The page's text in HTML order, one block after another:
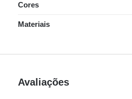
Cores
Materiais
Avaliações